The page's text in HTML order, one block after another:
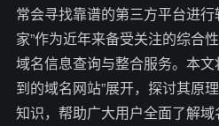
常会寻找靠谱的第三方平台进
家”作为近年来备受关注的综合
域名信息查询与整合服务。本
到的域名网站”展开，探讨其原
知识，帮助广大用户全面了解域